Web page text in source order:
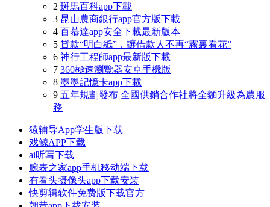
2 斑馬百科app下載
3 昆山農商銀行app官方版下載
4 百慕達app安全下載最新版本
5 貸款“明白紙”，讓借款人不再“霧裏看花”
6 神行工程師app最新版下載
7 360極速瀏覽器安卓手機版
8 墨墨記憶卡app下載
9 五年規劃發布 全國供銷合作社將全麵升級為農服
務
猿辅导App学生版下载
戏鲸APP下载
ai听写下载
腕表之家app手机移动端下载
有看头摄像头app下载安装
快剪辑软件免费版下载官方